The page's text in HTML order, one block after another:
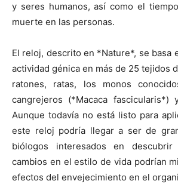
y seres humanos, así como el
muerte en las personas.
El reloj, descrito en *Nature*, se basa
actividad génica en más de 25 tejidos
ratones, ratas, los monos
cangrejeros (*Macaca fascicularis*)
Aunque todavía no está listo para
este reloj podría llegar a ser de
biólogos interesados en
cambios en el estilo de vida podrían
efectos del envejecimiento en el